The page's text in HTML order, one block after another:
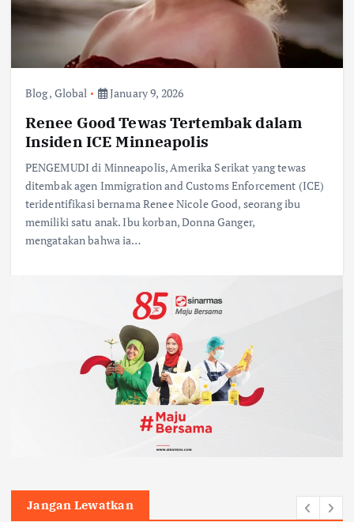
Blog, Global January 9, 2026
Renee Good Tewas Tertembak dalam
Insiden ICE Minneapolis
PENGEMUDI di Minneapolis, Amerika Serikat yang tewas
ditembak agen Immigration and Customs Enforcement (ICE)
teridentifikasi bernama Renee Nicole Good, seorang ibu
memiliki satu anak. Ibu korban, Donna Ganger,
mengatakan bahwa ia…
Jangan Lewatkan